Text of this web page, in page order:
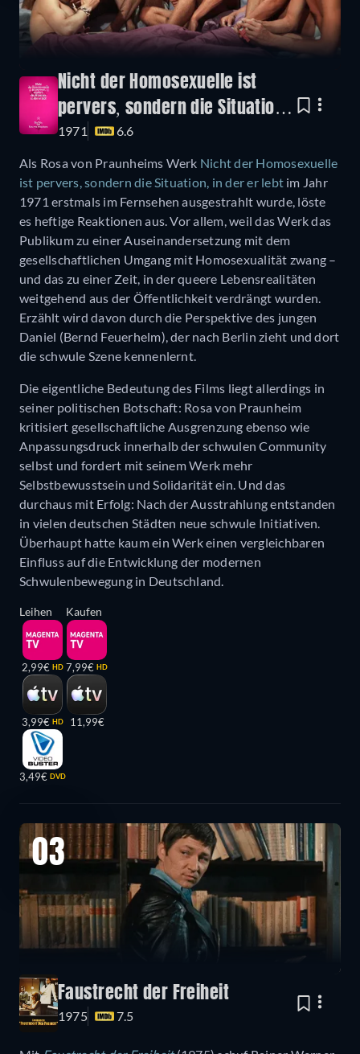
Nicht der Homosexuelle ist
pervers, sondern die Situation,
in der er lebt
1971 6.6
Als Rosa von Praunheims Werk Nicht der Homosexuelle
ist pervers, sondern die Situation, in der er lebt im Jahr
1971 erstmals im Fernsehen ausgestrahlt wurde, löste
es heftige Reaktionen aus. Vor allem, weil das Werk das
Publikum zu einer Auseinandersetzung mit dem
gesellschaftlichen Umgang mit Homosexualität zwang –
und das zu einer Zeit, in der queere Lebensrealitäten
weitgehend aus der Öffentlichkeit verdrängt wurden.
Erzählt wird davon durch die Perspektive des jungen
Daniel (Bernd Feuerhelm), der nach Berlin zieht und dort
die schwule Szene kennenlernt.
Die eigentliche Bedeutung des Films liegt allerdings in
seiner politischen Botschaft: Rosa von Praunheim
kritisiert gesellschaftliche Ausgrenzung ebenso wie
Anpassungsdruck innerhalb der schwulen Community
selbst und fordert mit seinem Werk mehr
Selbstbewusstsein und Solidarität ein. Und das
durchaus mit Erfolg: Nach der Ausstrahlung entstanden
in vielen deutschen Städten neue schwule Initiativen.
Überhaupt hatte kaum ein Werk einen vergleichbaren
Einfluss auf die Entwicklung der modernen
Schwulenbewegung in Deutschland.
Leihen
2,99€ HD
3,99€ HD
3,49€ DVD
Kaufen
7,99€ HD
11,99€
03
Faustrecht der Freiheit
1975 7.5